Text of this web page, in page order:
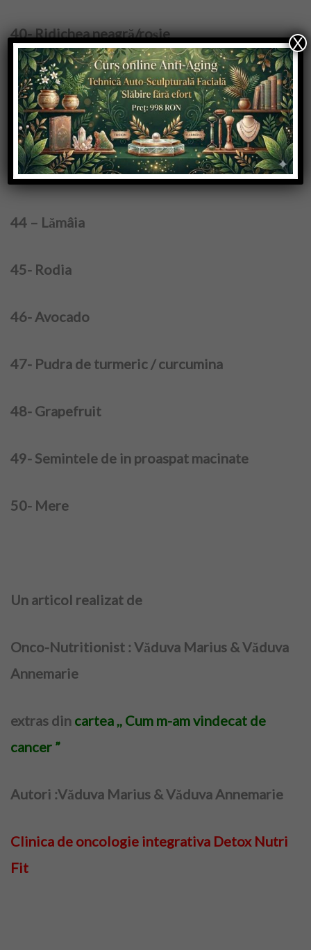
40- Ridichea neagră/roșie
41- Prazul
42- Uleiul de cătină
43- Scorțișoara Ceylon
44 – Lămâia
45- Rodia
46- Avocado
47- Pudra de turmeric / curcumina
48- Grapefruit
49- Semintele de in proaspat macinate
50- Mere
Un articol realizat de
Onco-Nutritionist : Văduva Marius & Văduva
Annemarie
extras din cartea ,, Cum m-am vindecat de
cancer ”
Autori :Văduva Marius & Văduva Annemarie
Clinica de oncologie integrativa Detox Nutri
Fit
X